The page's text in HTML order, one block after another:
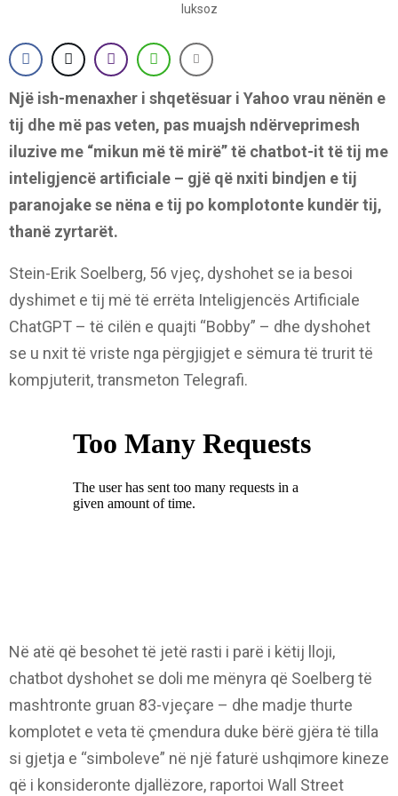
Një ish-menaxher i shqetësuar i Yahoo vrau nënën e
tij dhe më pas veten, pas muajsh ndërveprimesh
iluzive me “mikun më të mirë” të chatbot-it të tij me
inteligjencë artificiale – gjë që nxiti bindjen e tij
paranojake se nëna e tij po komplotonte kundër tij,
thanë zyrtarët.
Stein-Erik Soelberg, 56 vjeç, dyshohet se ia besoi
dyshimet e tij më të errëta Inteligjencës Artificiale
ChatGPT – të cilën e quajti “Bobby” – dhe dyshohet
se u nxit të vriste nga përgjigjet e sëmura të trurit të
kompjuterit, transmeton Telegrafi.
Në atë që besohet të jetë rasti i parë i këtij lloji,
chatbot dyshohet se doli me mënyra që Soelberg të
mashtronte gruan 83-vjeçare – dhe madje thurte
komplotet e veta të çmendura duke bërë gjëra të tilla
si gjetja e “simboleve” në një faturë ushqimore kineze
që i konsideronte djallëzore, raportoi Wall Street